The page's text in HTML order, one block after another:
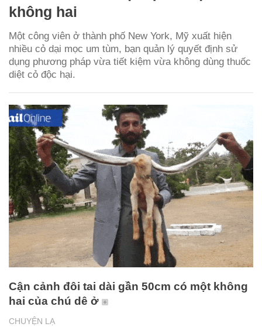
không hai
Một công viên ở thành phố New York, Mỹ xuất hiện
nhiều cỏ dại mọc um tùm, bạn quản lý quyết định sử
dụng phương pháp vừa tiết kiệm vừa không dùng thuốc
diệt cỏ độc hại.
CHUYỆN LẠ
Cận cảnh đôi tai dài gần 50cm có một không
hai của chú dê ở